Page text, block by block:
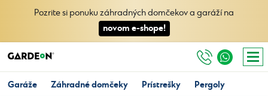
Pozrite si ponuku záhradných domčekov a garáží na
novom e-shope!
Garáže Záhradné domčeky Prístrešky Pergoly